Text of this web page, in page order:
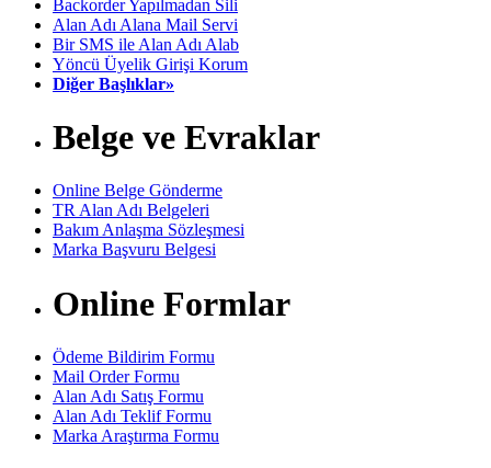
Backorder Yapılmadan Sili
Alan Adı Alana Mail Servi
Bir SMS ile Alan Adı Alab
Yöncü Üyelik Girişi Korum
Diğer Başlıklar»
Belge ve Evraklar
Online Belge Gönderme
TR Alan Adı Belgeleri
Bakım Anlaşma Sözleşmesi
Marka Başvuru Belgesi
Online Formlar
Ödeme Bildirim Formu
Mail Order Formu
Alan Adı Satış Formu
Alan Adı Teklif Formu
Marka Araştırma Formu